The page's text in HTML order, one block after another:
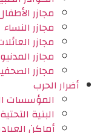
مجازر
مجازر النساء
مجازر
مجازر
مجازر
أضرار الحرب
المؤسسات
البنية
أماكن